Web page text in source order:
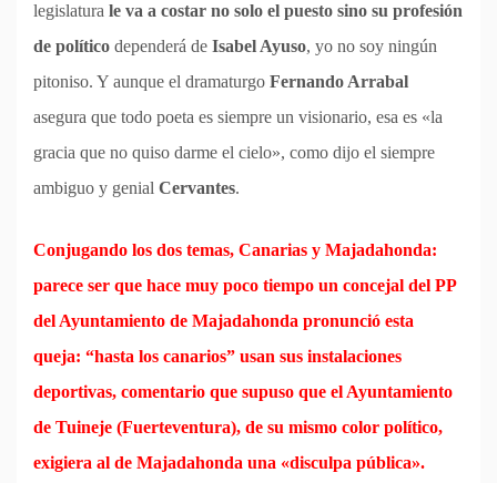
legislatura le va a costar no solo el puesto sino su profesión
de político dependerá de Isabel Ayuso, yo no soy ningún
pitoniso. Y aunque el dramaturgo Fernando Arrabal
asegura que todo poeta es siempre un visionario, esa es «la
gracia que no quiso darme el cielo», como dijo el siempre
ambiguo y genial Cervantes.
Conjugando los dos temas, Canarias y Majadahonda:
parece ser que hace muy poco tiempo un concejal del PP
del Ayuntamiento de Majadahonda pronunció esta
queja: “hasta los canarios” usan sus instalaciones
deportivas, comentario que supuso que el Ayuntamiento
de Tuineje (Fuerteventura), de su mismo color político,
exigiera al de Majadahonda una «disculpa pública».